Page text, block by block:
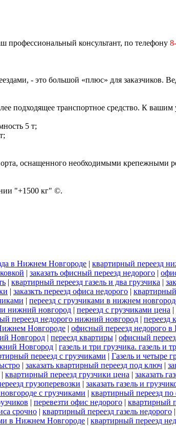
профессиональный консультант, по телефону
- это большой «плюс» для заказчиков.
подходящее транспортное средство. К вашим
5 т;
оснащенного необходимыми крепежными
"+1500 кг" ©.
в Нижнем Новгороде | квартирный переезд
| заказать офисный переезд недорого |
| квартирный переезд газель и два грузчика |
| заказкть переезд офиса недорого | квартирный
| переезд с грузчиками в нижнем
нижний новгород | переезд с грузчиками цена |
переезд недорого нижний новгород | переезд
Новгороде | офисный переезд недорого
Новгород | переезд квартиры | офисный
Новгород | газель и три грузчика. газель
переезд с грузчиками | Газель и четыре
| заказать квартирный переезд под ключ |
| квартирный переезд грузчики цена | заказать
грузоперевозки | заказать газель и
с грузчиками | квартирный переезд
| перевезти офис недорого | квартирный
срочно | квартирный переезд газель недорого |
в Нижнем Новгороде | квартирный переезд